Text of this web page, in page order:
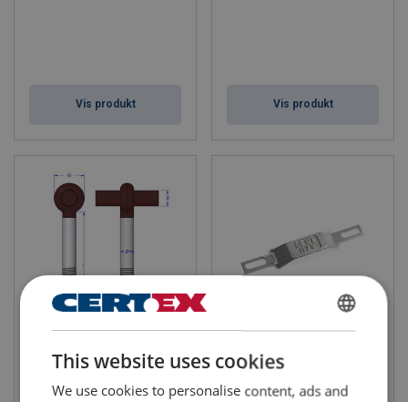
Vis produkt Vis produkt
ENGLISH
ENGLISH TRANSLATION
This website uses cookies
We use cookies to personalise content, ads and